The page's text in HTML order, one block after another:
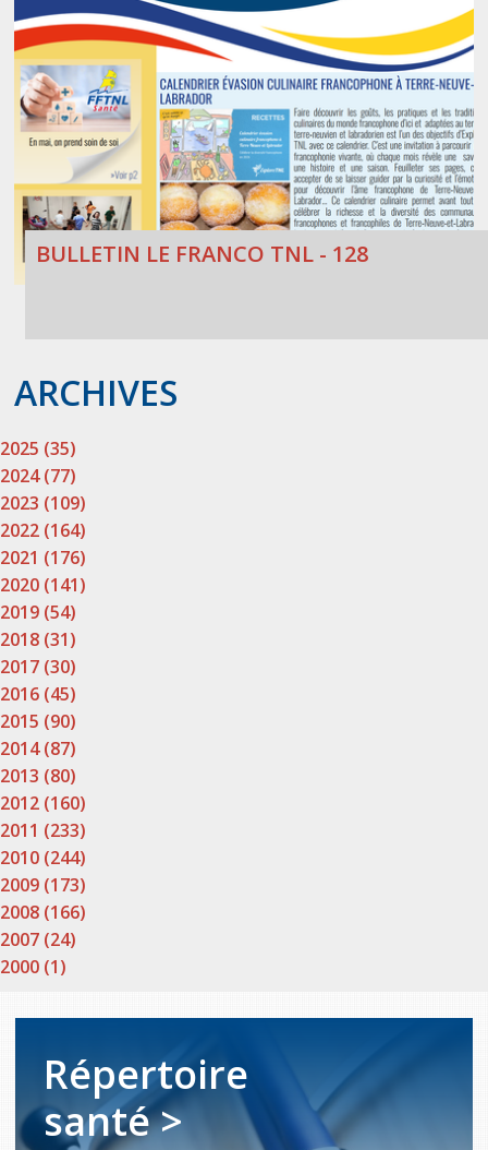
BULLETIN LE FRANCO TNL - 128
ARCHIVES
2025 (35)
2024 (77)
2023 (109)
2022 (164)
2021 (176)
2020 (141)
2019 (54)
2018 (31)
2017 (30)
2016 (45)
2015 (90)
2014 (87)
2013 (80)
2012 (160)
2011 (233)
2010 (244)
2009 (173)
2008 (166)
2007 (24)
2000 (1)
Répertoire
santé >